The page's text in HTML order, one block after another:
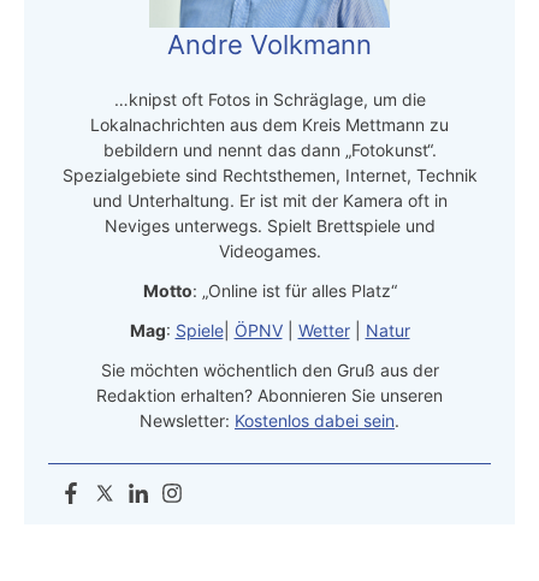
Andre Volkmann
…knipst oft Fotos in Schräglage, um die
Lokalnachrichten aus dem Kreis Mettmann zu
bebildern und nennt das dann „Fotokunst“.
Spezialgebiete sind Rechtsthemen, Internet, Technik
und Unterhaltung. Er ist mit der Kamera oft in
Neviges unterwegs. Spielt Brettspiele und
Videogames.
Motto: „Online ist für alles Platz“
Mag: Spiele| ÖPNV| Wetter| Natur
Sie möchten wöchentlich den Gruß aus der
Redaktion erhalten? Abonnieren Sie unseren
Newsletter: Kostenlos dabei sein.